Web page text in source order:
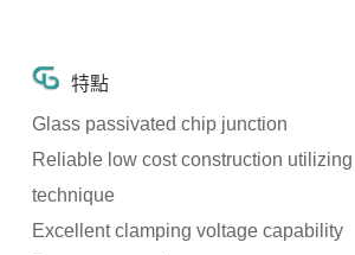
特點
Glass passivated chip junction
Reliable low cost construction
technique
Excellent clamping voltage capability